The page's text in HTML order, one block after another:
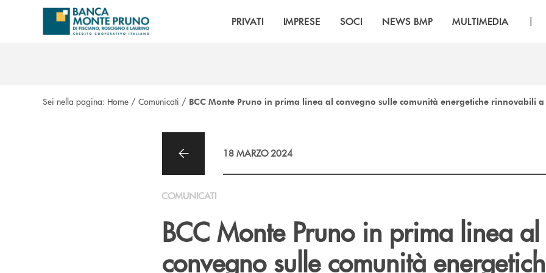
Salta al contenuto principale
PRIVATI IMPRESE SOCI NEWS BMP MULTIMEDIA |
Sei nella pagina: Home / Comunicati / BCC Monte Pruno in prima linea al convegno sulle comunità energetiche rinnovabili
18 MARZO 2024
COMUNICATI
BCC Monte Pruno in prima linea al
convegno sulle comunità